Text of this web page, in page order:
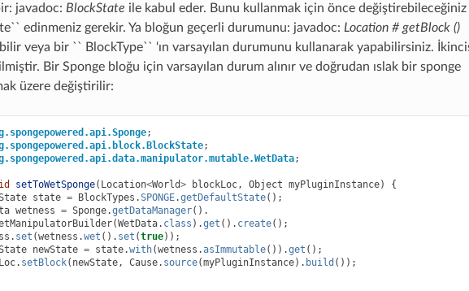
javadoc: BlockState ile kabul eder. Bunu kullanmak için önce değiştirebileceğiniz
edinmeniz gerekir. Ya bloğun geçerli durumunu: javadoc: Location # getBlock ()
veya bir `` BlockType`` ‘ın varsayılan durumunu kullanarak yapabilirsiniz.
Bir Sponge bloğu için varsayılan durum alınır ve doğrudan ıslak bir sponge
üzere değiştirilir:
;
;
;
setToWetSponge( Location<World> blockLoc, Object myPluginInstance)
{
state = BlockTypes .SPONGE.getDefaultState();
wetness = Sponge.getDataManager().
(WetData. class ).get (). create();
. set (wetness .wet (). set (true));
newState = state.with(wetness .asImmutable()).get ();
. setBlock( newState, Cause. source(myPluginInstance). build ());